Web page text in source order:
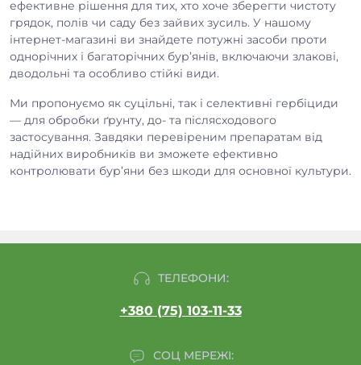
ефективне рішення для тих, хто хоче зберегти чистоту
грядок, полів чи саду без зайвих зусиль. У нашому
інтернет-магазині ви знайдете потужні засоби проти
однорічних і багаторічних бур’янів, включаючи злакові,
дводольні та особливо стійкі види.
Ми пропонуємо як суцільні, так і селективні гербіциди
— для обробки ґрунту, до- та післясходового
застосування. Завдяки перевіреним препаратам від
надійних виробників ви зможете ефективно
контролювати бур’яни без шкоди для основної культури.
ТЕЛЕФОНИ:
+380 (75) 103-11-33
СОЦ МЕРЕЖІ: